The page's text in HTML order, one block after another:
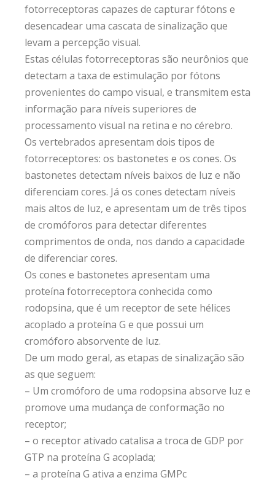
fotorreceptoras capazes de capturar fótons e
desencadear uma cascata de sinalização que
levam a percepção visual.
Estas células fotorreceptoras são neurônios que
detectam a taxa de estimulação por fótons
provenientes do campo visual, e transmitem esta
informação para níveis superiores de
processamento visual na retina e no cérebro.
Os vertebrados apresentam dois tipos de
fotorreceptores: os bastonetes e os cones. Os
bastonetes detectam níveis baixos de luz e não
diferenciam cores. Já os cones detectam níveis
mais altos de luz, e apresentam um de três tipos
de cromóforos para detectar diferentes
comprimentos de onda, nos dando a capacidade
de diferenciar cores.
Os cones e bastonetes apresentam uma
proteína fotorreceptora conhecida como
rodopsina, que é um receptor de sete hélices
acoplado a proteína G e que possui um
cromóforo absorvente de luz.
De um modo geral, as etapas de sinalização são
as que seguem:
– Um cromóforo de uma rodopsina absorve luz e
promove uma mudança de conformação no
receptor;
– o receptor ativado catalisa a troca de GDP por
GTP na proteína G acoplada;
– a proteína G ativa a enzima GMPc